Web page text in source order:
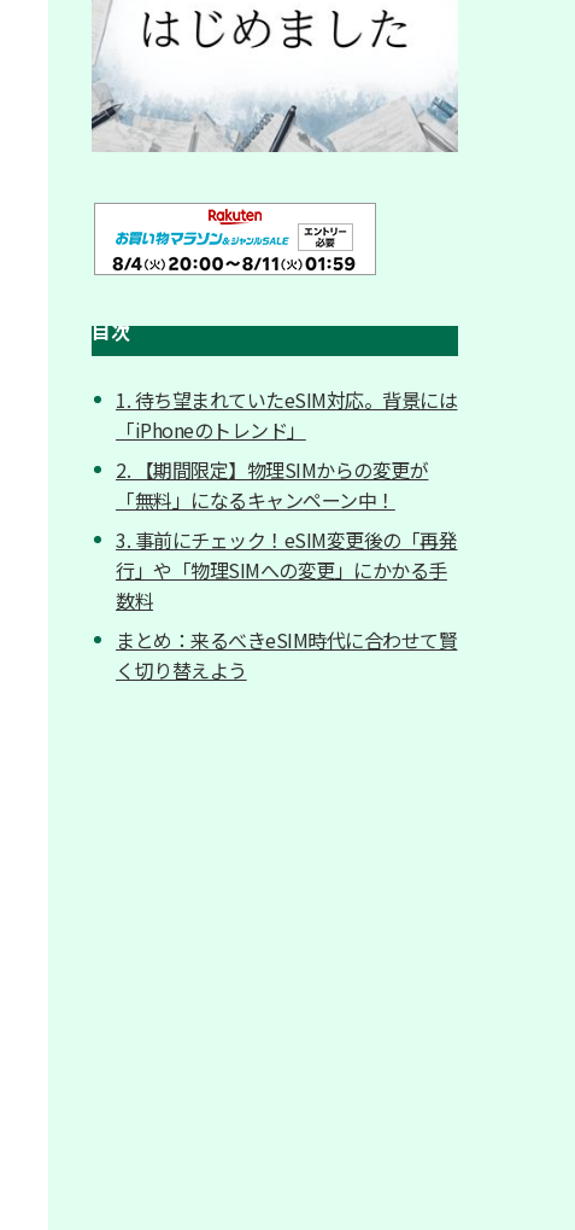
目次
1. 待ち望まれていたeSIM対応。背景には
「iPhoneのトレンド」
2. 【期間限定】物理SIMからの変更が
「無料」になるキャンペーン中！
3. 事前にチェック！eSIM変更後の「再発
行」や「物理SIMへの変更」にかかる手
数料
まとめ：来るべきeSIM時代に合わせて賢
く切り替えよう